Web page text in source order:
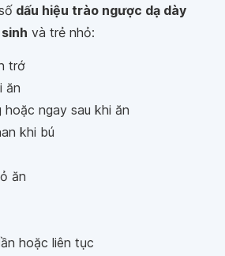
dấu hiệu trào ngược dạ dày
và trẻ nhỏ:
trớ
ăn
hoặc ngay sau khi ăn
khi bú
ăn
hoặc liên tục